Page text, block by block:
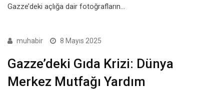
Gazze’deki açlığa dair fotoğrafların…
muhabir 8 Mayıs 2025
Gazze’deki Gıda Krizi: Dünya
Merkez Mutfağı Yardım